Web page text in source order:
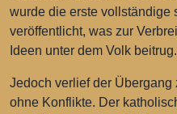
wurde die erste vollständige
veröffentlicht, was zur
Ideen unter dem Volk beitrug.
Jedoch verlief der
ohne Konflikte. Der